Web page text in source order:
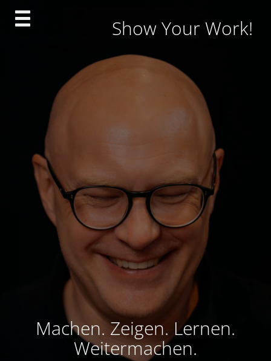
Skip
Show Your Work!
Machen. Zeigen. Lernen.
Weitermachen.